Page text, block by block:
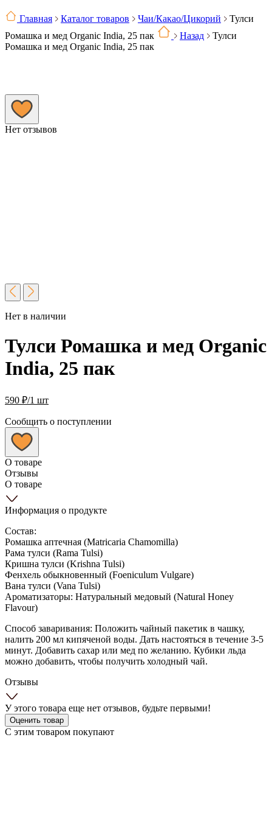
Главная Каталог товаров Чаи/Какао/Цикорий
Тулси
Ромашка и мед Organic India, 25 пак
Назад
Тулси
Ромашка и мед Organic India, 25 пак
Нет отзывов
Нет в наличии
Тулси Ромашка и мед Organic
India, 25 пак
590 ₽/1 шт
Сообщить о поступлении
О товаре
Отзывы
О товаре
Информация о продукте
Состав:
Ромашка аптечная (Matricaria Chamomilla)
Рама тулси (Rama Tulsi)
Кришна тулси (Krishna Tulsi)
Фенхель обыкновенный (Foeniculum Vulgare)
Вана тулси (Vana Tulsi)
Ароматизаторы: Натуральный медовый (Natural Honey
Flavour)
Способ заваривания: Положить чайный пакетик в чашку,
налить 200 мл кипяченой воды. Дать настояться в течение 3-5
минут. Добавить сахар или мед по желанию. Кубики льда
можно добавить, чтобы получить холодный чай.
Отзывы
У этого товара еще нет отзывов, будьте первыми!
Оценить товар
С этим товаром покупают